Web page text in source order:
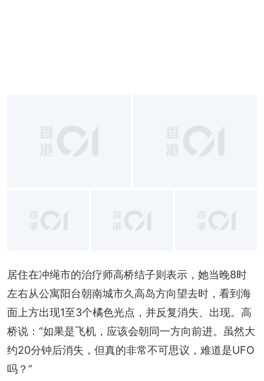
+10
居住在冲绳市的治疗师高桥结子则表示，她当晚8时
左右从公寓阳台朝南城市久高岛方向望去时，看到海
面上方出现1至3个橘色光点，并反复消失、出现。高
桥说：“如果是飞机，应该会朝同一方向前进。虽然大
约20分钟后消失，但真的非常不可思议，难道是UFO
吗？”